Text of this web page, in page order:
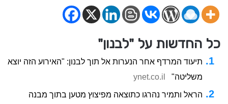
כל החדשות על "לבנון"
תיעוד המרדף אחר הנערות אל תוך לבנון: "האירוע הזה יוצא
משליטה"
ynet.co.il
הראל ותמיר נהרגו כתוצאה מפיצוץ מטען בתוך מבנה